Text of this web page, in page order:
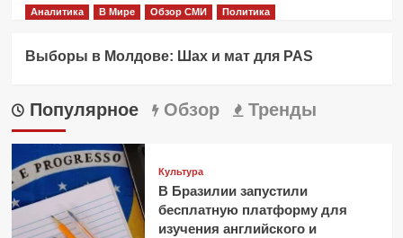
Аналитика В Мире Обзор СМИ Политика
Выборы в Молдове: Шах и мат для PAS
Популярное Обзор Тренды
Культура
В Бразилии запустили
бесплатную платформу для
изучения английского и